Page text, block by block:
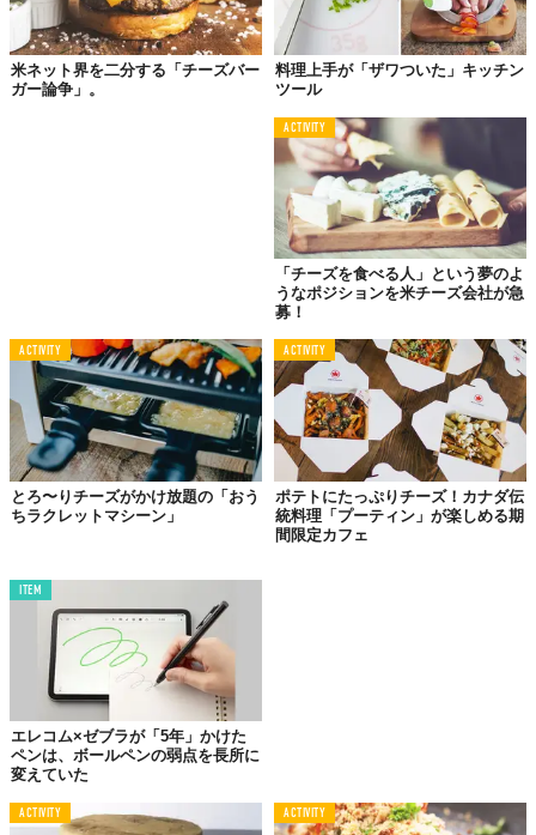
同様にこちらはサラダをつくりました。キャロットラペなど包丁
ではめんどうな千切りもチーズおろし器を使えば楽チンですよ。
まずは、きゅうり2分の1本とニンジン（1/3本）をチーズおろし器
で削ります。ボウルの中で、マヨネーズ（大さじ1/2）、ミックス
ナッツ（10g程度）、レモン果汁（小さじ1）あとは塩コショウで
Text used with permission by FOOD CREATIVE FACTORY
TABI LABO
この世界は、もっと広いはずだ。
米ネット界を二分する「チーズバー
ガー論争」。
料理上手が「ザワついた」キッチン
ツール
ACTIVITY
「チーズを食べる人」という夢のよ
うなポジションを米チーズ会社が急
募！
ACTIVITY
とろ〜りチーズがかけ放題の「おう
ちラクレットマシーン」
ACTIVITY
ポテトにたっぷりチーズ！カナダ伝
統料理「プーティン」が楽しめる期
間限定カフェ
ITEM
エレコム×ゼブラが「5年」かけた
ペンは、ボールペンの弱点を長所に
変えていた
ACTIVITY ACTIVITY